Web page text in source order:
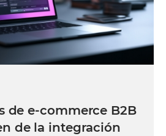
de e-commerce B2B
de la integración